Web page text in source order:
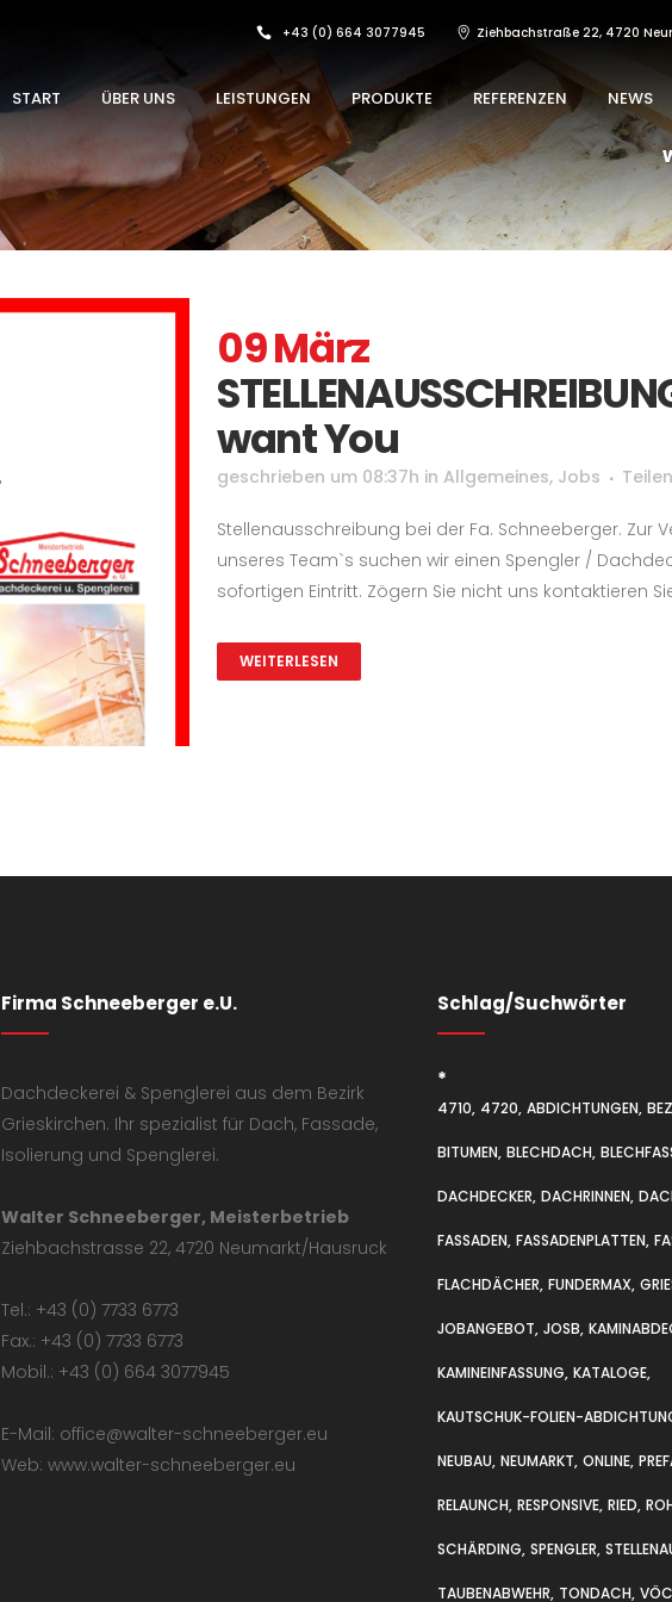
+43 (0) 664 3077945 Ziehbachstraße 22, 4720
START ÜBER UNS LEISTUNGEN PRODUKTE REFERENZEN NEWS
09 März
want You
geschrieben um 08:37h in Allgemeines, Jobs Teilen
Stellenausschreibung bei der Fa. Schneeberger. Zur
unseres Team`s suchen wir einen Spengler /
sofortigen Eintritt. Zögern Sie nicht uns kontaktieren
WEITERLESEN
Firma Schneeberger e.U.
Dachdeckerei & Spenglerei aus dem Bezirk
Grieskirchen. Ihr spezialist für Dach, Fassade,
Isolierung und Spenglerei.
Walter Schneeberger, Meisterbetrieb
Ziehbachstrasse 22, 4720 Neumarkt/Hausruck
Tel.: +43 (0) 7733 6773
Fax.: +43 (0) 7733 6773
Mobil.: +43 (0) 664 3077945
E-Mail: office@walter-schneeberger.eu
Web: www.walter-schneeberger.eu
Schlag/Suchwörter
*
4710 4720 ABDICHTUNGEN
BITUMEN BLECHDACH
DACHDECKER DACHRINNEN
FASSADEN FASSADENPLATTEN
FLACHDÄCHER FUNDERMAX
JOBANGEBOT JOSB
KAMINEINFASSUNG KATALOGE
KAUTSCHUK-FOLIEN-
NEUBAU NEUMARKT ONLINE
RELAUNCH RESPONSIVE RIED
SCHÄRDING SPENGLER
TAUBENABWEHR TONDACH